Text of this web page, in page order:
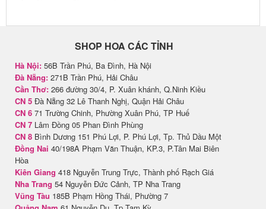
SHOP HOA CÁC TỈNH
Hà Nội: 56B Trần Phú, Ba Đình, Hà Nội
Đà Nẵng: 271B Trần Phú, Hải Châu
Cần Thơ: 266 đường 30/4, P. Xuân khánh, Q.Ninh Kiều
CN 5 Đà Nẵng 32 Lê Thanh Nghị, Quận Hải Châu
CN 6 71 Trường Chinh, Phường Xuân Phú, TP Huế
CN 7 Lâm Đồng 05 Phan Đình Phùng
CN 8 Bình Dương 151 Phú Lợi, P. Phú Lợi, Tp. Thủ Dầu Một
Đồng Nai 40/198A Phạm Văn Thuận, KP.3, P.Tân Mai Biên
Hòa
Kiên Giang 418 Nguyễn Trung Trực, Thành phố Rạch Giá
Nha Trang 54 Nguyễn Đức Cảnh, TP Nha Trang
Vũng Tàu 185B Phạm Hồng Thái, Phường 7